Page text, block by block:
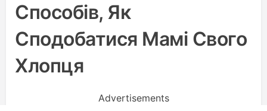
Способів, Як
Сподобатися Мамі Свого
Хлопця
Advertisements